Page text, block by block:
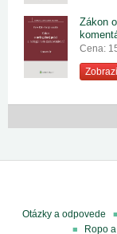
Zákon
Cena:
Otázky a odpovede
Ropo